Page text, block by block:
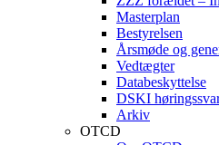
Masterplan
Bestyrelsen
Årsmøde og
Vedtægter
Databeskyttelse
DSKI
Arkiv
OTCD